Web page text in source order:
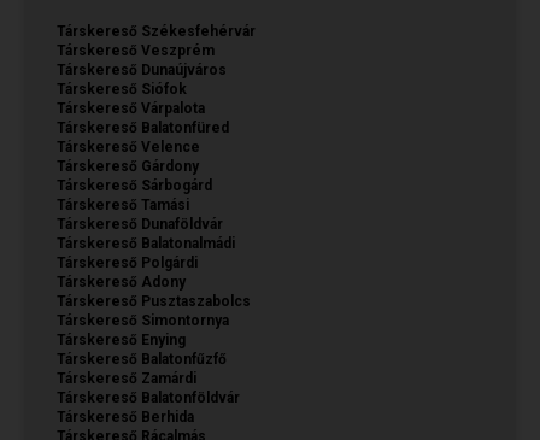
Társkereső Székesfehérvár
Társkereső Veszprém
Társkereső Dunaújváros
Társkereső Siófok
Társkereső Várpalota
Társkereső Balatonfüred
Társkereső Velence
Társkereső Gárdony
Társkereső Sárbogárd
Társkereső Tamási
Társkereső Dunaföldvár
Társkereső Balatonalmádi
Társkereső Polgárdi
Társkereső Adony
Társkereső Pusztaszabolcs
Társkereső Simontornya
Társkereső Enying
Társkereső Balatonfűzfő
Társkereső Zamárdi
Társkereső Balatonföldvár
Társkereső Berhida
Társkereső Rácalmás